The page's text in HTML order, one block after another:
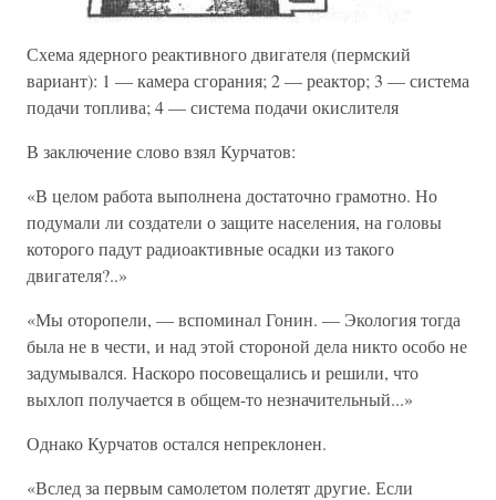
Схема ядерного реактивного двигателя (пермский
вариант): 1 — камера сгорания; 2 — реактор; 3 — система
подачи топлива; 4 — система подачи окислителя
В заключение слово взял Курчатов:
«В целом работа выполнена достаточно грамотно. Но
подумали ли создатели о защите населения, на головы
которого падут радиоактивные осадки из такого
двигателя?..»
«Мы оторопели, — вспоминал Гонин. — Экология тогда
была не в чести, и над этой стороной дела никто особо не
задумывался. Наскоро посовещались и решили, что
выхлоп получается в общем-то незначительный...»
Однако Курчатов остался непреклонен.
«Вслед за первым самолетом полетят другие. Если